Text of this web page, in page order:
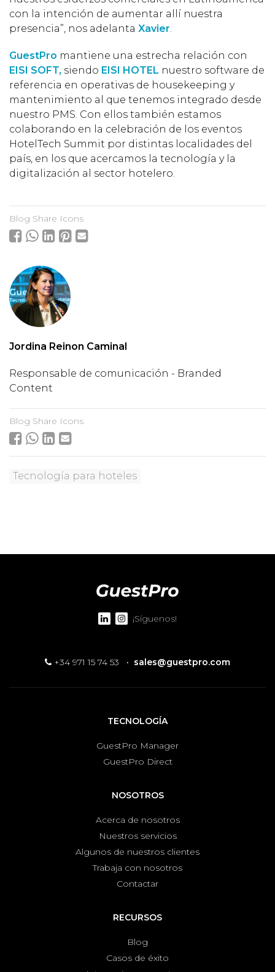
con la intención de aumentar allí nuestra
presencia”, nos adelanta Xavier.
GuestPro mantiene una estrecha relación con
EISI SOFT, siendo EISI HOTEL nuestro software de
referencia en operativas de housekeeping y
mantenimiento al que tenemos integrado desde
nuestro PMS. Con ellos también estamos
colaborando en la celebración de los eventos
HotelTech Summit por distintas localidades del
país, en los que acercamos la tecnología y la
digitalización al sector hotelero.
Blog Share Icons
Jordina Reinon Caminal
Responsable de comunicación - Branded
Content
Blog Share Icons
Tecnología para hoteles
¡Síguenos!
+34 971 15 74 53 · sales@guestpro.com
TECNOLOGÍA
GuestPro Manager
GuestPro Direct
NOSOTROS
Acerca de nosotros
Nuestros servicios
Algunos de nuestros clientes
Trabaja con nosotros
Contactar
RECURSOS
Blog
Casos de éxito